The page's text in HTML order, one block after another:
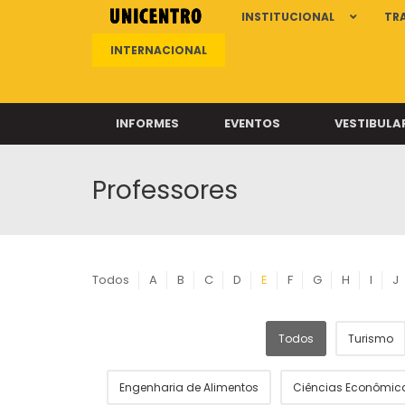
INSTITUCIONAL
INTERNACIONAL
INFORMES EVENTOS
Professores
Todos A B C D E F G H I J
Todos Turismo
Engenharia de Alimentos Ciências